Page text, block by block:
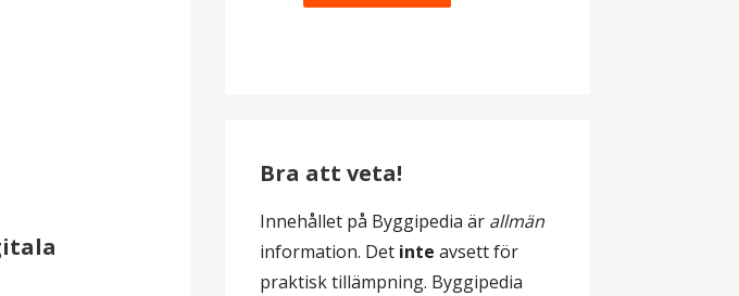
Bra att veta!
Innehållet på Byggipedia är allmän
information. Det inte avsett för
praktisk tillämpning. Byggipedia